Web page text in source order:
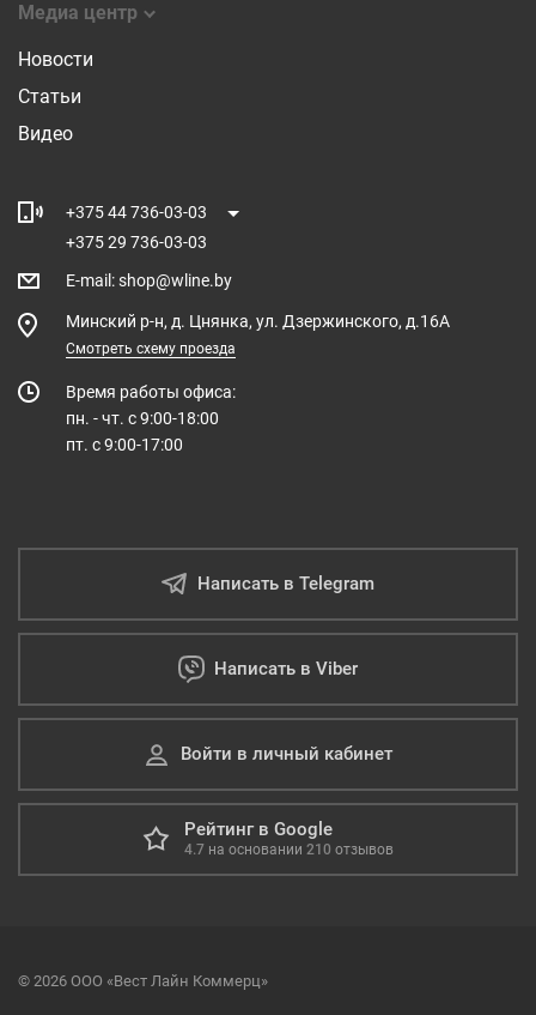
Медиа центр
Новости
Статьи
Видео
+375 44 736-03-03
+375 29 736-03-03
E-mail :shop@wline.by
Минский р-н, д. Цнянка, ул. Дзержинского, д.16А
Смотреть схему проезда
Время работы офиса:
пн. - чт. с 9:00-18:00
пт. с 9:00-17:00
Написать в Telegram
Написать в Viber
Войти в личный кабинет
Рейтинг в Google
4.7 на основании 210 отзывов
© 2026 ООО «Вест Лайн Коммерц»